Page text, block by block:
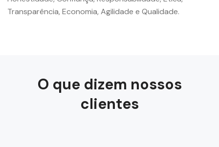
Transparência, Economia, Agilidade e Qualidade.
O que dizem nossos
clientes